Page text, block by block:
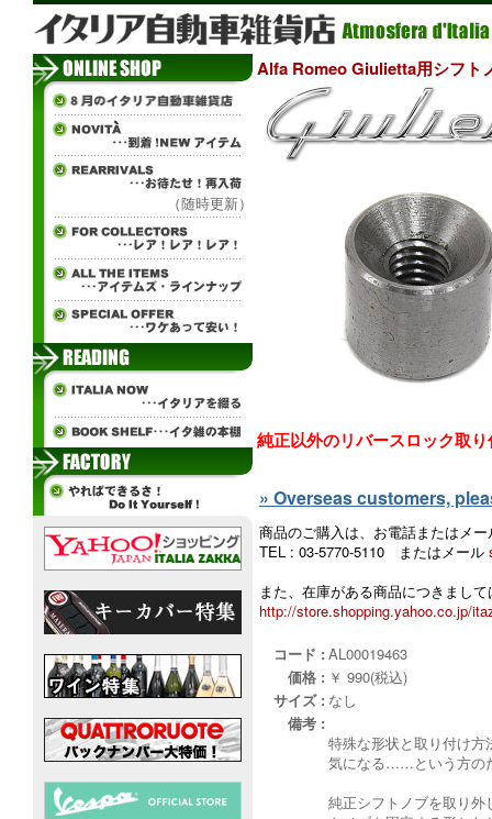
（随時更新）
Alfa Romeo Giulietta用シフト
純正以外のリバースロック取
» Overseas customers,
商品のご購入は、お電話またはメ
TEL : 03-5770-5110 またはメール
また、在庫がある商品につきまし
http://store.shopping.yahoo.co.jp/
コード : AL00019463
価格 : ￥ 990(税込)
サイズ : なし
備考 :
特殊な形状と取り付け
気になる……という方の
純正シフトノブを取り